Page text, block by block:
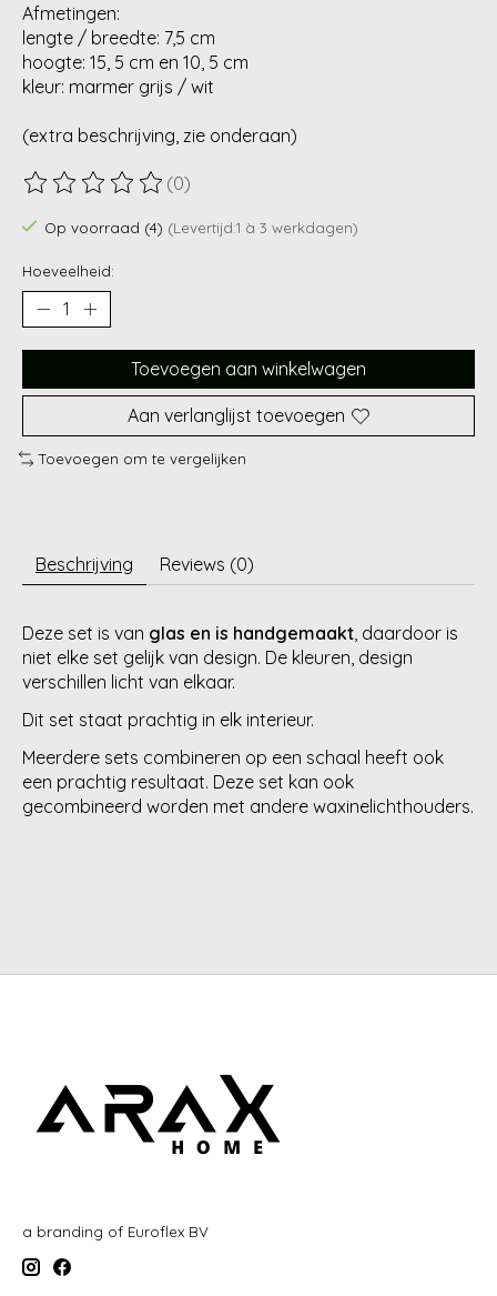
Afmetingen:
lengte / breedte: 7,5 cm
hoogte: 15, 5 cm en 10, 5 cm
kleur: marmer grijs / wit
(extra beschrijving, zie onderaan)
De beoordeling van dit product is
(0)
Op voorraad (4) (Levertijd:1 à 3 werkdagen)
Hoeveelheid:
Toevoegen aan winkelwagen
Aan verlanglijst toevoegen
Toevoegen om te vergelijken
Beschrijving Reviews (0)
Deze set is van glas en is handgemaakt , daardoor is
niet elke set gelijk van design. De kleuren, design
verschillen licht van elkaar.
Dit set staat prachtig in elk interieur.
Meerdere sets combineren op een schaal heeft ook
een prachtig resultaat. Deze set kan ook
gecombineerd worden met andere waxinelichthouders.
a branding of Euroflex BV